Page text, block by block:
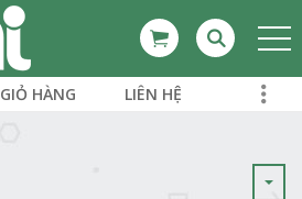
GIỎ HÀNG LIÊN HỆ